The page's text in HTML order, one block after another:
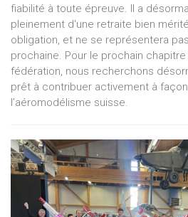
fiabilité à toute épreuve. Il a
pleinement d'une retraite bien
obligation, et ne se représentera
prochaine. Pour le prochain
fédération, nous recherchons
prêt à contribuer activement à
l’aéromodélisme suisse.